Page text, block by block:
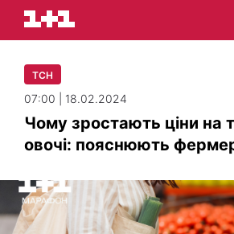
ТСН
07:00 | 18.02.2024
Чому зростають ціни на
овочі: пояснюють